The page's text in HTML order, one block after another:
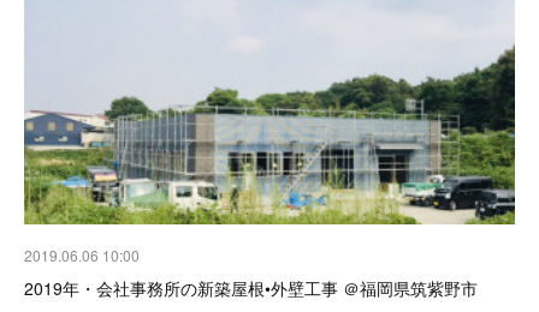
2019.06.06 10:00
2019年・会社事務所の新築屋根•外壁工事 ＠福岡県筑紫野市